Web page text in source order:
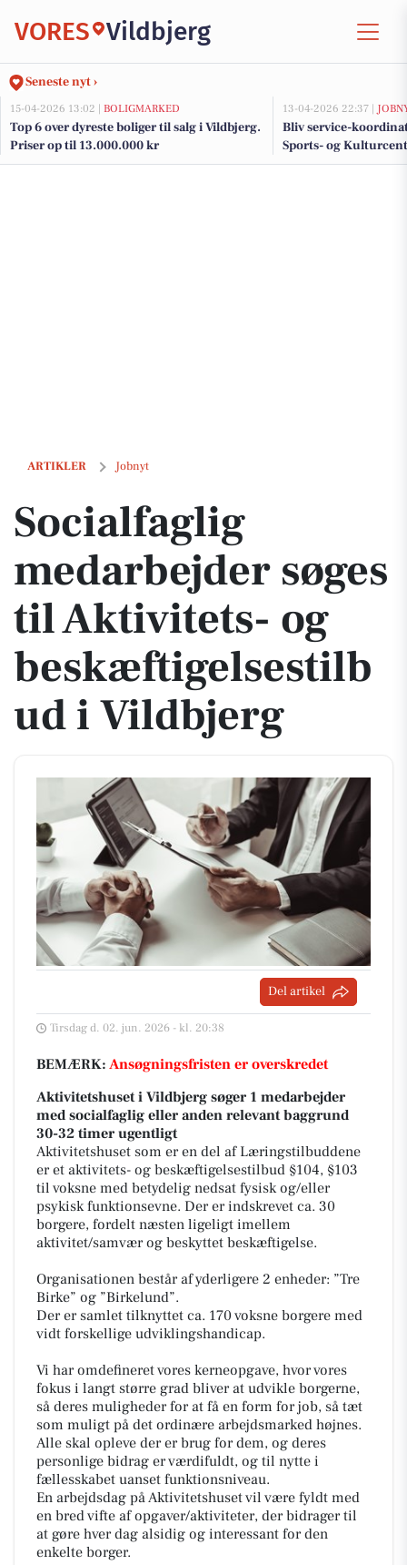
VORES Vildbjerg
Seneste nyt ›
15-04-2026 13:02 | BOLIGMARKED
Top 6 over dyreste boliger til salg i Vildbjerg.
Priser op til 13.000.000 kr
13-04-2026 22:37 |
Bliv service-
Sports- og
daglig service og
ARTIKLER Jobnyt
Socialfaglig medarbejder søges til Aktivitets- og
Socialfaglig
medarbejder søges
til Aktivitets- og
beskæftigelsestilb
ud i Vildbjerg
Del artikel
Tirsdag d. 02. jun. 2026 - kl. 20:38
BEMÆRK: Ansøgningsfristen er overskredet
Aktivitetshuset i Vildbjerg søger 1 medarbejder
med socialfaglig eller anden relevant baggrund
30-32 timer ugentligt
Aktivitetshuset som er en del af Læringstilbuddene
er et aktivitets- og beskæftigelsestilbud §104, §103
til voksne med betydelig nedsat fysisk og/eller
psykisk funktionsevne. Der er indskrevet ca. 30
borgere, fordelt næsten ligeligt imellem
aktivitet/samvær og beskyttet beskæftigelse.
Organisationen består af yderligere 2 enheder: ”Tre
Birke” og ”Birkelund”.
Der er samlet tilknyttet ca. 170 voksne borgere med
vidt forskellige udviklingshandicap.
Vi har omdefineret vores kerneopgave, hvor vores
fokus i langt større grad bliver at udvikle borgerne,
så deres muligheder for at få en form for job, så tæt
som muligt på det ordinære arbejdsmarked højnes.
Alle skal opleve der er brug for dem, og deres
personlige bidrag er værdifuldt, og til nytte i
fællesskabet uanset funktionsniveau.
En arbejdsdag på Aktivitetshuset vil være fyldt med
en bred vifte af opgaver/aktiviteter, der bidrager til
at gøre hver dag alsidig og interessant for den
enkelte borger.